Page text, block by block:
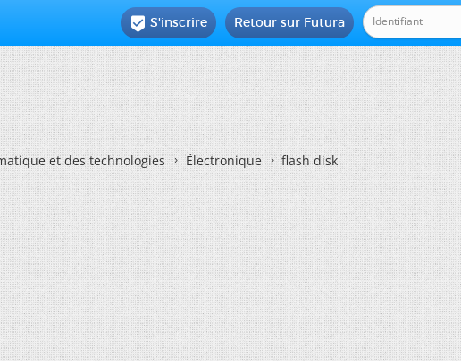
Retour sur Futura
 S'inscrire
et des technologies Électronique flash disk